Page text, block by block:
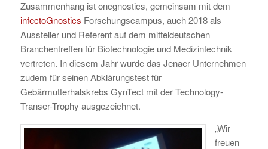
Zusammenhang ist oncgnostics, gemeinsam mit dem
infectoGnostics Forschungscampus, auch 2018 als
Aussteller und Referent auf dem mitteldeutschen
Branchentreffen für Biotechnologie und Medizintechnik
vertreten. In diesem Jahr wurde das Jenaer Unternehmen
zudem für seinen Abklärungstest für
Gebärmutterhalskrebs GynTect mit der Technology-
Transer-Trophy ausgezeichnet.
„Wir
freuen